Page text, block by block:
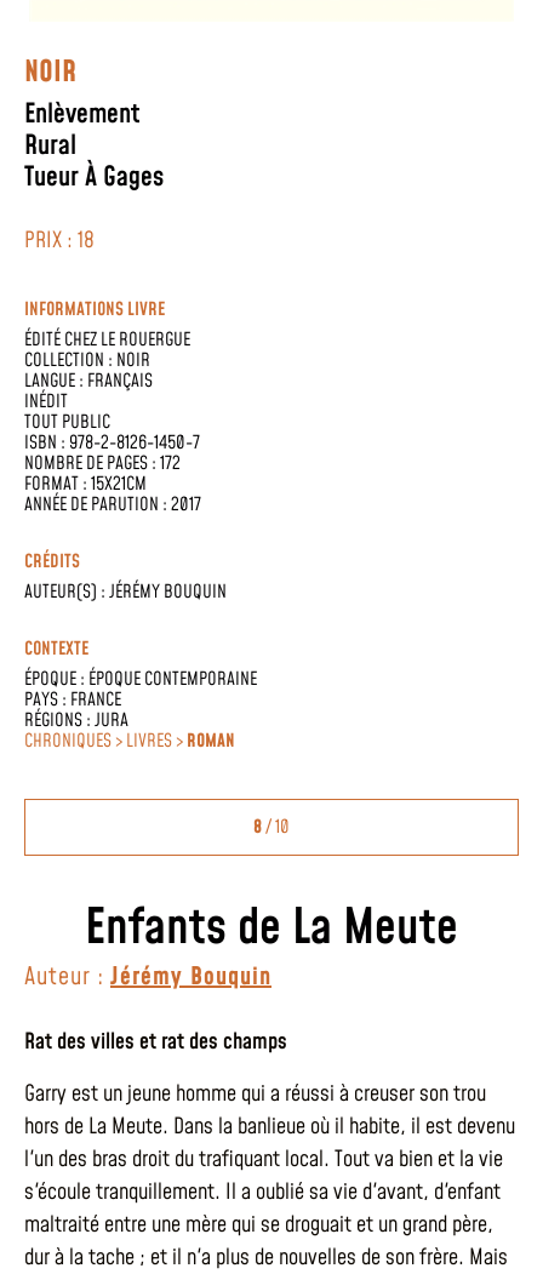
NOIR
Enlèvement
Rural
Tueur À Gages
PRIX : 18
INFORMATIONS LIVRE
ÉDITÉ CHEZLE ROUERGUE
COLLECTION : NOIR
LANGUE : FRANÇAIS
INÉDIT
TOUT PUBLIC
ISBN : 978-2-8126-1450-7
NOMBRE DE PAGES : 172
FORMAT : 15X21CM
ANNÉE DE PARUTION : 2017
CRÉDITS
AUTEUR(S) :JÉRÉMY BOUQUIN
CONTEXTE
ÉPOQUE : ÉPOQUE CONTEMPORAINE
PAYS : FRANCE
RÉGIONS :JURA
CHRONIQUES > LIVRES >ROMAN
8/ 10
Enfants de La Meute
Auteur : Jérémy Bouquin
Rat des villes et rat des champs
Garry est un jeune homme qui a réussi à creuser son trou
hors de La Meute. Dans la banlieue où il habite, il est devenu
l'un des bras droit du trafiquant local. Tout va bien et la vie
s'écoule tranquillement. Il a oublié sa vie d'avant, d'enfant
maltraité entre une mère qui se droguait et un grand père,
dur à la tache ; et il n'a plus de nouvelles de son frère. Mais